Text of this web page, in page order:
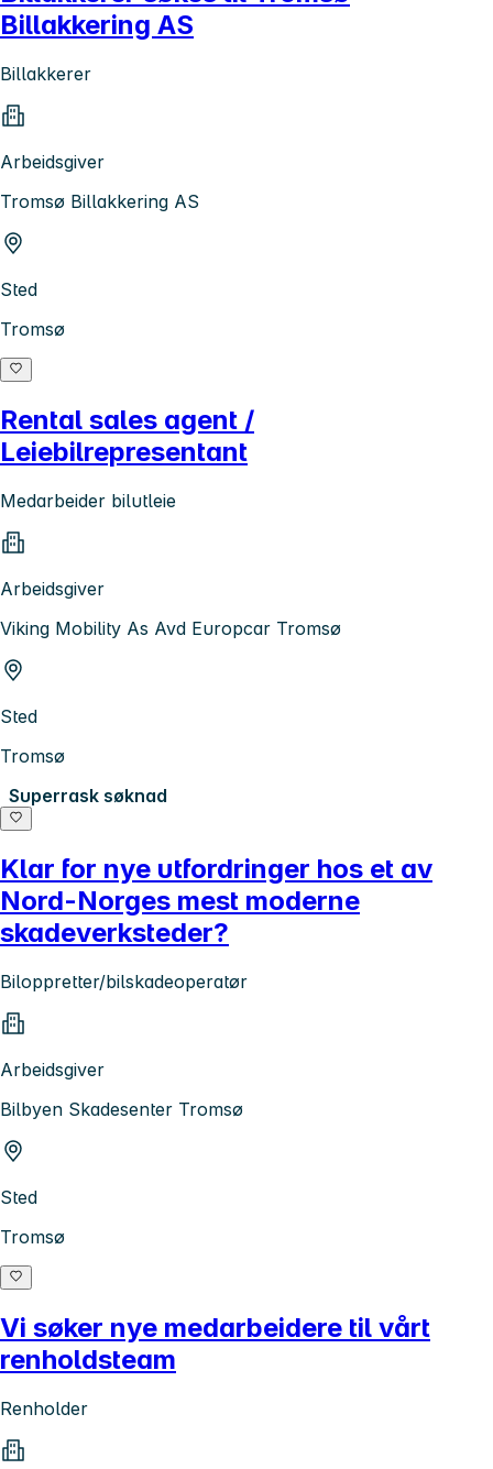
Billakkering AS
Billakkerer
Arbeidsgiver
Tromsø Billakkering AS
Sted
Tromsø
Rental sales agent /
Leiebilrepresentant
Medarbeider bilutleie
Arbeidsgiver
Viking Mobility As Avd Europcar Tromsø
Sted
Tromsø
Superrask søknad
Klar for nye utfordringer hos et av
Nord-Norges mest moderne
skadeverksteder?
Biloppretter/bilskadeoperatør
Arbeidsgiver
Bilbyen Skadesenter Tromsø
Sted
Tromsø
Vi søker nye medarbeidere til vårt
renholdsteam
Renholder